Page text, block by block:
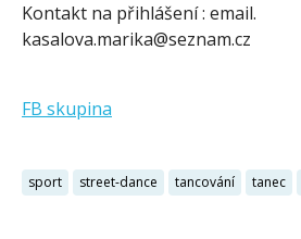
Kontakt na přihlášení : email.
kasalova.marika@seznam.cz
FB skupina
sport street-dance tancování tanec